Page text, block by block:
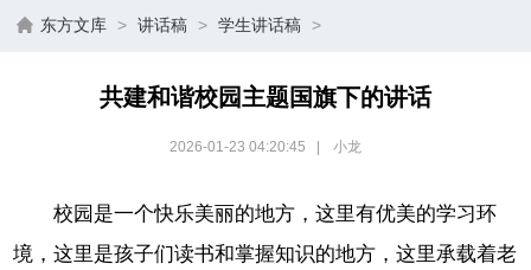
东方文库 > 讲话稿 > 学生讲话稿 >
共建和谐校园主题国旗下的讲话
2026-01-23 04:20:45 小龙
校园是一个快乐美丽的地方，这里有优美的学习环
境，这里是孩子们读书和掌握知识的地方，这里承载着老